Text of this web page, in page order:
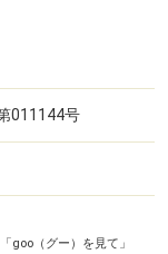
様のライフスタ
011144号
goo（グー）を見て」